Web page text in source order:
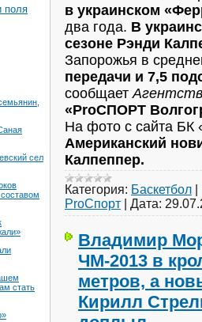
поля
сел
стать
в украинском
два года. В
сезоне Рэнди
Запорожья в
передачи и 7,5
сообщает
«ProСПОРТ
На фото с сайта
Американский
Калпеппер.
Категория: Баскетбол
ProСпорт
Дата:
Владимир
ЧМ-2013 в
метров, а
Кирилл